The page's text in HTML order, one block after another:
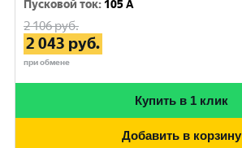
Пусковой ток: 105 A
2 106руб.
2 043 руб.
при обмене
Купить в 1 клик
Добавить в корзину